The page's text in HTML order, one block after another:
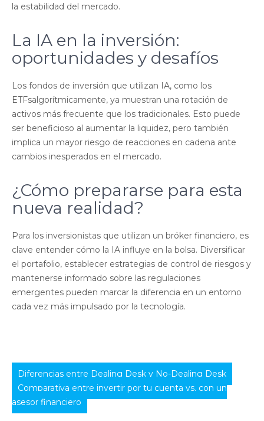
la estabilidad del mercado.
La IA en la inversión:
oportunidades y desafíos
Los fondos de inversión que utilizan IA, como los
ETFsalgorítmicamente, ya muestran una rotación de
activos más frecuente que los tradicionales. Esto puede
ser beneficioso al aumentar la liquidez, pero también
implica un mayor riesgo de reacciones en cadena ante
cambios inesperados en el mercado.
¿Cómo prepararse para esta
nueva realidad?
Para los inversionistas que utilizan un bróker financiero, es
clave entender cómo la IA influye en la bolsa. Diversificar
el portafolio, establecer estrategias de control de riesgos y
mantenerse informado sobre las regulaciones
emergentes pueden marcar la diferencia en un entorno
cada vez más impulsado por la tecnología.
Navegación
de
entradas
Diferencias entre Dealing Desk y No-Dealing Desk
Comparativa entre invertir por tu cuenta vs. con un
asesor financiero